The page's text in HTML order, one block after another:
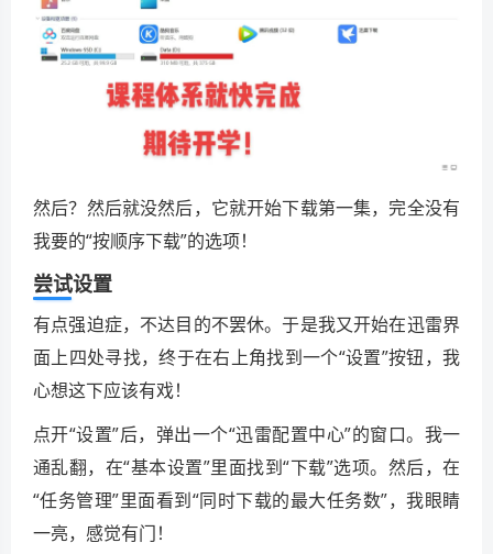
然后？然后就没然后，它就开始下载第一集，完全没有
我要的“按顺序下载”的选项！
尝试设置
有点强迫症，不达目的不罢休。于是我又开始在迅雷界
面上四处寻找，终于在右上角找到一个“设置”按钮，我
心想这下应该有戏！
点开“设置”后，弹出一个“迅雷配置中心”的窗口。我一
通乱翻，在“基本设置”里面找到“下载”选项。然后，在
“任务管理”里面看到“同时下载的最大任务数”，我眼睛
一亮，感觉有门！